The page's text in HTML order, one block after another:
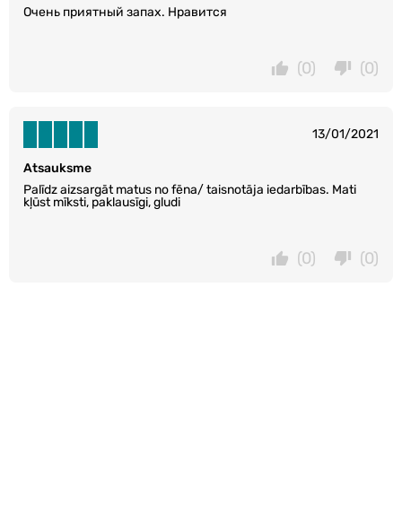
Очень приятный запах. Нравится
(0)
(0)
13/01/2021
Atsauksme
Palīdz aizsargāt matus no fēna/ taisnotāja iedarbības. Mati
kļūst mīksti, paklausīgi, gludi
(0)
(0)